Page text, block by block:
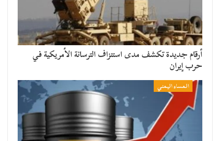
أرقام جديدة تكشف مدى استنزاف الترسانة الأمريكية في
حرب إيران
المساء اليمني